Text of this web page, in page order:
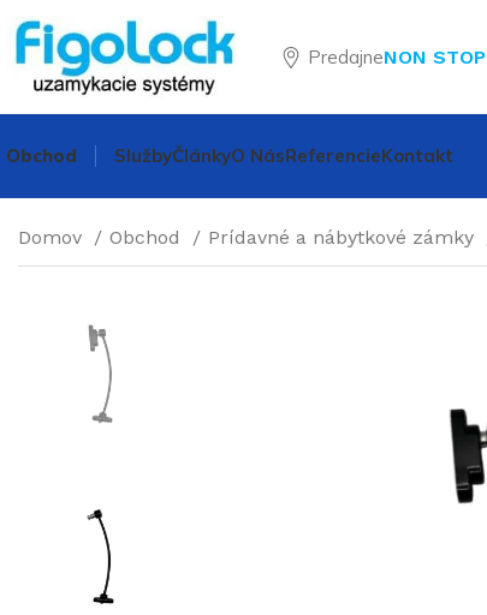
PredajneNON STOP
Obchod SlužbyČlánkyO NásReferencieKontakt
Domov Obchod Prídavné a nábytkové zámky